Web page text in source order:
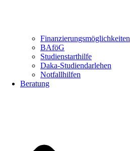
Finanzierungsmöglichkeiten
BAföG
Studienstarthilfe
Daka-Studiendarlehen
Notfallhilfen
Beratung